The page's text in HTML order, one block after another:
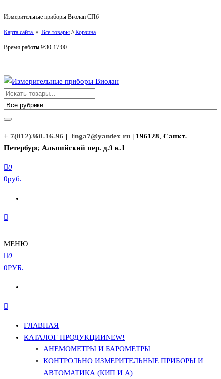
к
содержимому
Измерительные приборы Виолан СПб
Карта сайта // Все товары //Корзина
Время работы 9:30-17:00
Измерительные приборы Виолан
+ 7(812)360-16-96 | linga7@yandex.ru | 196128, Санкт-
Петербург, Альпийский пер. д.9 к.1
0
0руб.
МЕНЮ
0
0РУБ.
ГЛАВНАЯ
КАТАЛОГ ПРОДУКЦИИNEW!
АНЕМОМЕТРЫ И БАРОМЕТРЫ
КОНТРОЛЬНО ИЗМЕРИТЕЛЬНЫЕ ПРИБОРЫ И
АВТОМАТИКА (КИП И А)